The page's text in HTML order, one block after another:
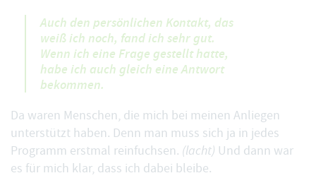
Auch den persönlichen Kontakt, das
weiß ich noch, fand ich sehr gut.
Wenn ich eine Frage gestellt hatte,
habe ich auch gleich eine Antwort
bekommen.
Da waren Menschen, die mich bei meinen Anliegen
unterstützt haben. Denn man muss sich ja in jedes
Programm erstmal reinfuchsen. (lacht) Und dann war
es für mich klar, dass ich dabei bleibe.